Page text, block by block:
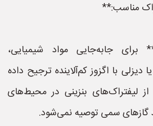
برای جابه‌جایی مواد شیمیایی،
دیزلی با اگزوز کم‌آلاینده ترجیح داده
لیفتراک‌های بنزینی در محیط‌های
گازهای سمی توصیه نمی‌شود.